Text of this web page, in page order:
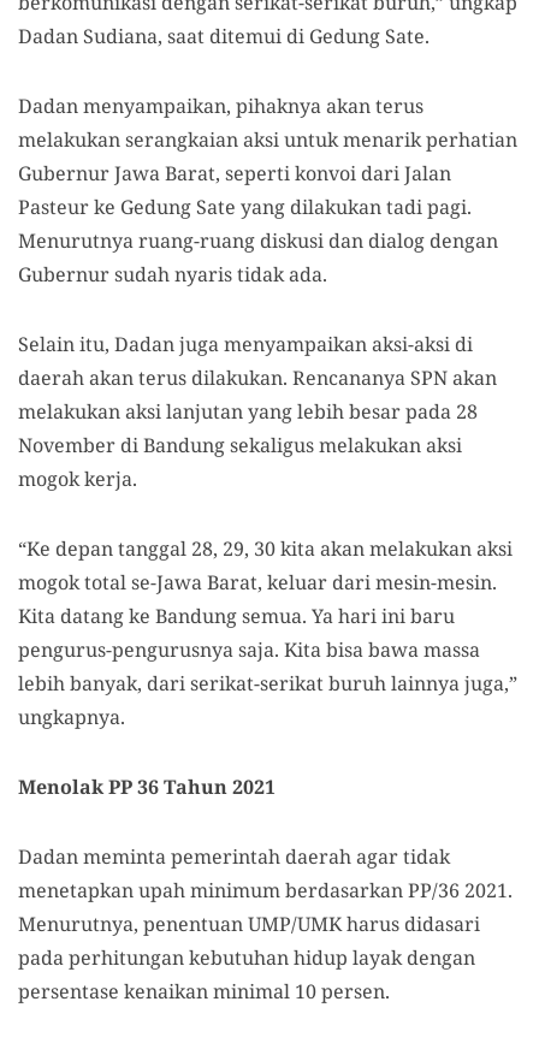
Dadan Sudiana, saat ditemui di Gedung Sate.
Dadan menyampaikan, pihaknya akan terus
melakukan serangkaian aksi untuk menarik perhatian
Gubernur Jawa Barat, seperti konvoi dari Jalan
Pasteur ke Gedung Sate yang dilakukan tadi pagi.
Menurutnya ruang-ruang diskusi dan dialog dengan
Gubernur sudah nyaris tidak ada.
Selain itu, Dadan juga menyampaikan aksi-aksi di
daerah akan terus dilakukan. Rencananya SPN akan
melakukan aksi lanjutan yang lebih besar pada 28
November di Bandung sekaligus melakukan aksi
mogok kerja.
“Ke depan tanggal 28, 29, 30 kita akan melakukan aksi
mogok total se-Jawa Barat, keluar dari mesin-mesin.
Kita datang ke Bandung semua. Ya hari ini baru
pengurus-pengurusnya saja. Kita bisa bawa massa
lebih banyak, dari serikat-serikat buruh lainnya juga,”
ungkapnya.
Menolak PP 36 Tahun 2021
Dadan meminta pemerintah daerah agar tidak
menetapkanupah minimumberdasarkan PP/36 2021.
Menurutnya, penentuan UMP/UMK harus didasari
pada perhitungan kebutuhan hidup layak dengan
persentase kenaikan minimal 10 persen.